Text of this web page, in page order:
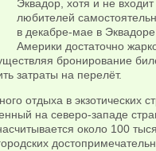
Эквадор, хотя и не
любителей
в декабре-мае в
Америки достаточно
бронирование
затраты на перелёт.
отдыха в экзотических
на северо-западе
около 100